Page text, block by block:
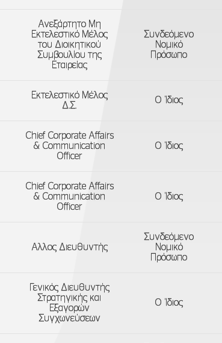
Ανεξάρτητο Μη
Εκτελεστικό Μέλος
του Διοικητικού
Συμβουλίου της
Εταιρείας
Συνδεόμενο
Νομικό
Πρόσωπο
Εκτελεστικό Μέλος
Δ.Σ.
Ο Ίδιος
Chief Corporate Affairs
& Communication
Officer
Ο Ίδιος
Chief Corporate Affairs
& Communication
Officer
Ο Ίδιος
Aλλος Διευθυντής
Συνδεόμενο
Νομικό
Πρόσωπο
Γενικός Διευθυντής
Στρατηγικής και
Εξαγορών
Συγχωνεύσεων
Ο Ίδιος